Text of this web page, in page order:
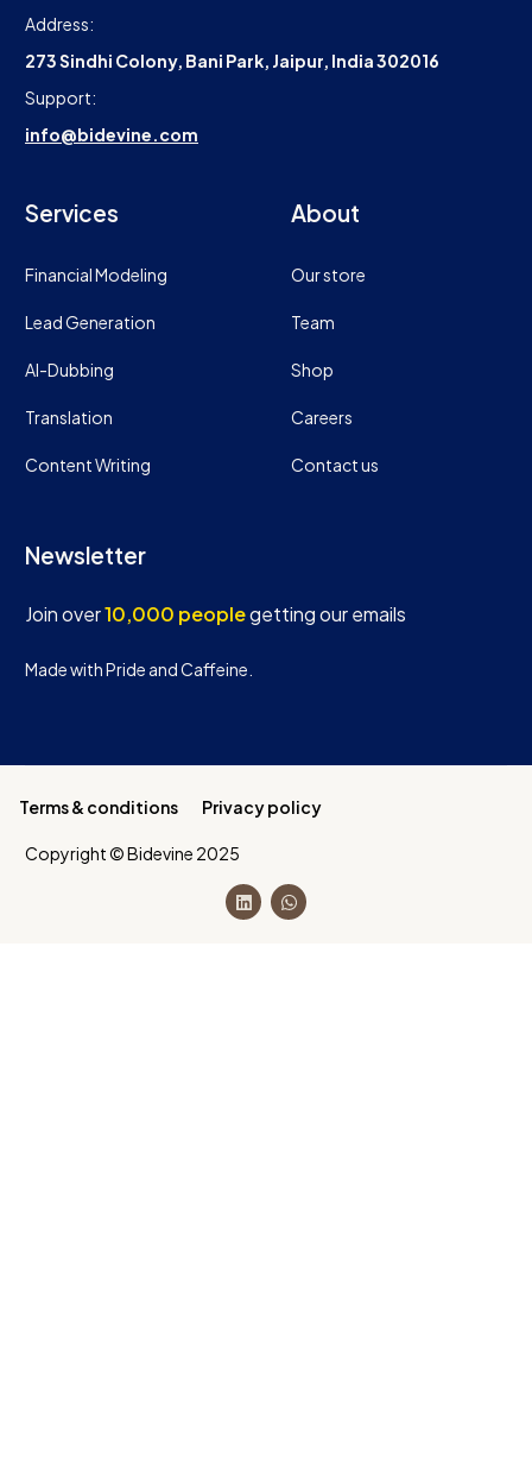
Address:
273 Sindhi Colony, Bani Park, Jaipur, India 302016
Support:
info@bidevine.com
Services
Financial Modeling
Lead Generation
AI-Dubbing
Translation
Content Writing
About
Our store
Team
Shop
Careers
Contact us
Newsletter
Join over10,000 peoplegetting our emails
Made with Pride and Caffeine.
Terms & conditions Privacy policy
Copyright © Bidevine 2025